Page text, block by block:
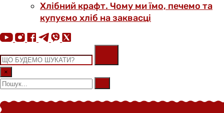
Хлібний крафт. Чому ми їмо, печемо та
купуємо хліб на заквасці
×